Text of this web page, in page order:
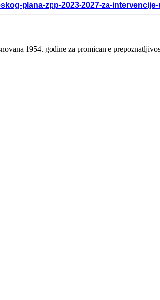
plana-zpp-2023-2027-za-
1954. godine za promicanje